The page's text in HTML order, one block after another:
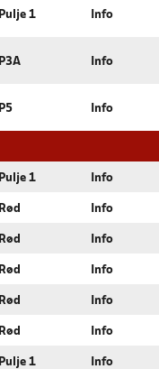
Pulje 1 Info
P3A Info
P5 Info
Pulje 1 Info
Rød Info
Rød Info
Rød Info
Rød Info
Rød Info
Pulje 1 Info